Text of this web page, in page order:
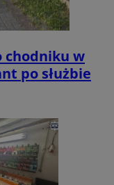
chodniku w
po służbie